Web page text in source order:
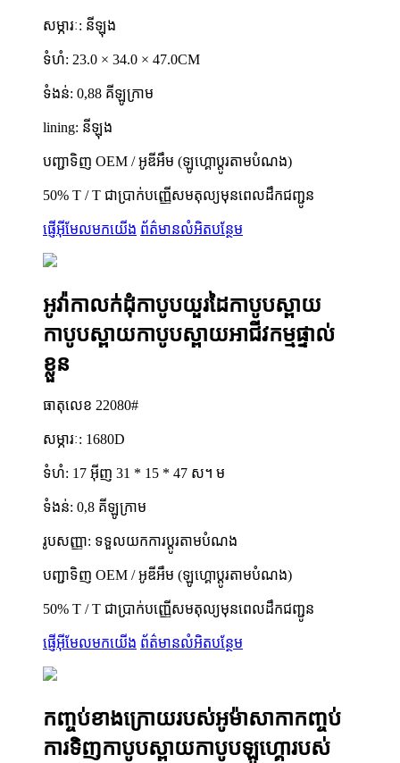
សម្ភារៈ: នីឡុង
ទំហំ: 23.0 × 34.0 × 47.0CM
ទំងន់: 0,88 គីឡូក្រាម
lining: នីឡុង
បញ្ជាទិញ OEM / អូឌីអឹម (ឡូហ្គោប្តូរតាមបំណង)
50% T / T ជាប្រាក់បញ្ញើសមតុល្យមុនពេលដឹកជញ្ជូន
ផ្ញើអ៊ីមែលមកយើង ព័ត៌មានលំអិតបន្ថែម
អូវ៉ាកាលក់ដុំកាបូបយួរដៃកាបូបស្ពាយ
កាបូបស្ពាយកាបូបស្ពាយអាជីវកម្មផ្ទាល់
ខ្លួន
ធាតុលេខ 22080#
សម្ភារៈ: 1680D
ទំហំ: 17 អ៊ីញ 31 * 15 * 47 ស។ ម
ទំងន់: 0,8 គីឡូក្រាម
រូបសញ្ញា: ទទួលយកការប្តូរតាមបំណង
បញ្ជាទិញ OEM / អូឌីអឹម (ឡូហ្គោប្តូរតាមបំណង)
50% T / T ជាប្រាក់បញ្ញើសមតុល្យមុនពេលដឹកជញ្ជូន
ផ្ញើអ៊ីមែលមកយើង ព័ត៌មានលំអិតបន្ថែម
កញ្ចប់ខាងក្រោយរបស់អូម៉ាសាកាកញ្ចប់
ការទិញកាបូបស្ពាយកាបូបឡូហ្គោរបស់